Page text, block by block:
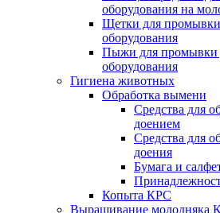
оборудования на
Щетки для
оборудования
Пыжи для промывки
оборудования
Гигиена животных
Обработка вымени
Средства для
доением
Средства для
доения
Бумага и
Копыта КРС
Выращивание молодняка